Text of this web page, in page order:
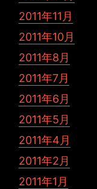
2011年11月
2011年10月
2011年8月
2011年7月
2011年6月
2011年5月
2011年4月
2011年2月
2011年1月